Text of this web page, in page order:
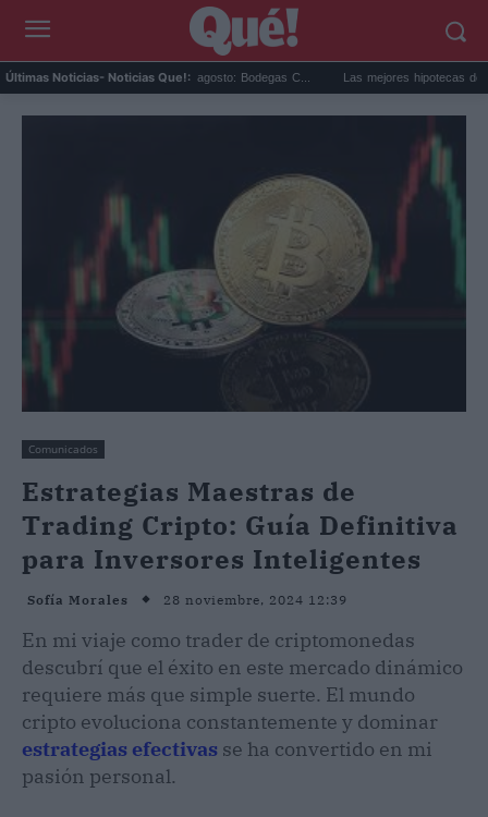
Últimas Noticias- Noticias Que!:
en Cariñena del 12 agosto: Bodegas C... Las mejores hipotecas de agosto: el
Comunicados
Estrategias Maestras de
Trading Cripto: Guía Definitiva
para Inversores Inteligentes
Sofía Morales 28 noviembre, 2024 12:39
En mi viaje como trader de criptomonedas
descubrí que el éxito en este mercado dinámico
requiere más que simple suerte. El mundo
cripto evoluciona constantemente y dominar
estrategias efectivas se ha convertido en mi
pasión personal.